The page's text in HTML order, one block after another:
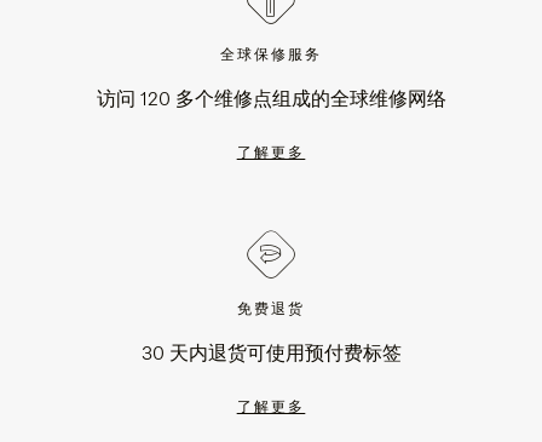
全球保修服务
访问 120 多个维修点组成的全球维修网络
了解更多
免费退货
30 天内退货可使用预付费标签
了解更多